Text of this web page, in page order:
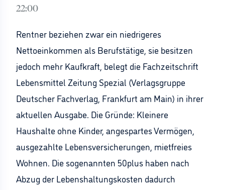
22:00
Rentner beziehen zwar ein niedrigeres
Nettoeinkommen als Berufstätige, sie besitzen
jedoch mehr Kaufkraft, belegt die Fachzeitschrift
Lebensmittel Zeitung Spezial (Verlagsgruppe
Deutscher Fachverlag, Frankfurt am Main) in ihrer
aktuellen Ausgabe. Die Gründe: Kleinere
Haushalte ohne Kinder, angespartes Vermögen,
ausgezahlte Lebensversicherungen, mietfreies
Wohnen. Die sogenannten 50plus haben nach
Abzug der Lebenshaltungskosten dadurch